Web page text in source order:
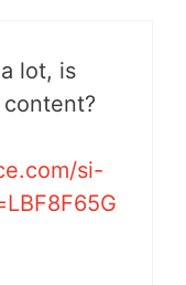
lot, is
si-